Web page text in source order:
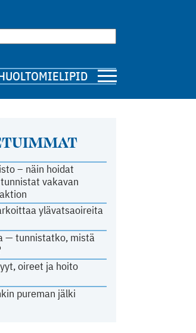
MIELIPIDE
– näin hoidat
vakavan
ylävatsaoireita
— tunnistatko, mistä
oireet ja hoito
pureman jälki